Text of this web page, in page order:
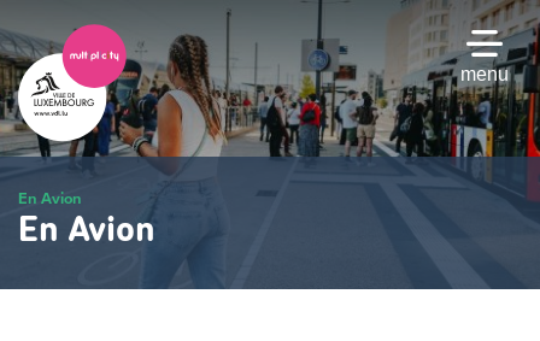
au
contenu
principal
menu
En Avion
En Avion